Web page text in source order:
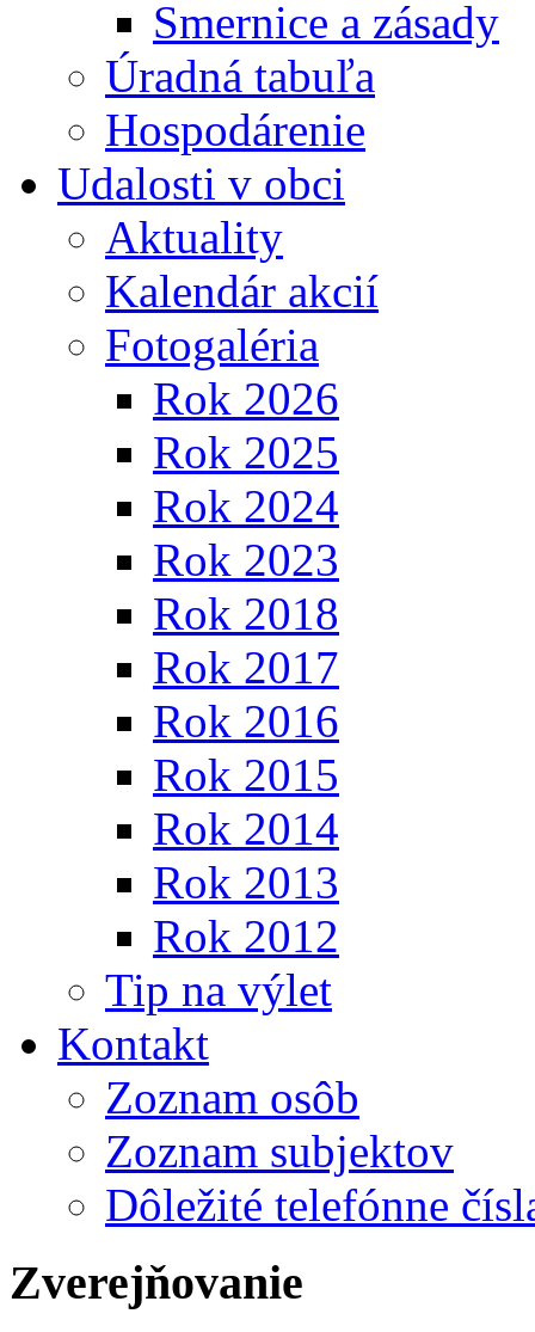
Smernice a zásady
Úradná tabuľa
Hospodárenie
Udalosti v obci
Aktuality
Kalendár akcií
Fotogaléria
Rok 2026
Rok 2025
Rok 2024
Rok 2023
Rok 2018
Rok 2017
Rok 2016
Rok 2015
Rok 2014
Rok 2013
Rok 2012
Tip na výlet
Kontakt
Zoznam osôb
Zoznam subjektov
Dôležité telefónne
Zverejňovanie